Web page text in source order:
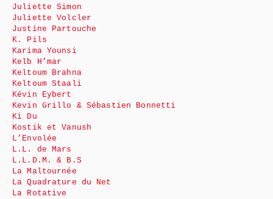
Juliette Simon
Juliette Volcler
Justine Partouche
K. Pils
Karima Younsi
Kelb H’mar
Keltoum Brahna
Keltoum Staali
Kévin Eybert
Kevin Grillo & Sébastien Bonnetti
Ki Du
Kostik et Vanush
L’Envolée
L.L. de Mars
L.L.D.M. & B.S
La Maltournée
La Quadrature du Net
La Rotative